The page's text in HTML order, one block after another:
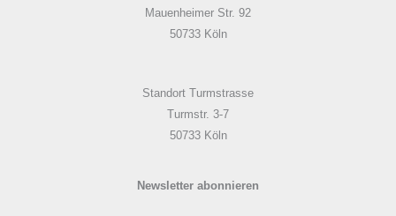
Mauenheimer Str. 92
50733 Köln
Standort Turmstrasse
Turmstr. 3-7
50733 Köln
Newsletter abonnieren